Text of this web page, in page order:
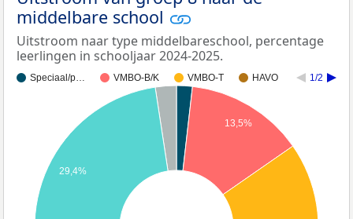
middelbare school
Uitstroom naar type middelbareschool, percentage
leerlingen in schooljaar 2024-2025.
Speciaal/p… VMBO-B/K VMBO-T HAVO 1/2
13,5%
29,4%